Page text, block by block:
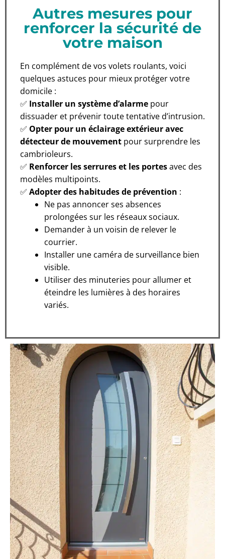
Autres mesures pour
renforcer la sécurité de
votre maison
En complément de vos volets roulants, voici
quelques astuces pour mieux protéger votre
domicile :
✅ Installer un système d’alarme pour
dissuader et prévenir toute tentative d’intrusion.
✅ Opter pour un éclairage extérieur avec
détecteur de mouvement pour surprendre les
cambrioleurs.
✅ Renforcer les serrures et les portesavec des
modèles multipoints.
✅ Adopter des habitudes de prévention :
Ne pas annoncer ses absences
prolongées sur les réseaux sociaux.
Demander à un voisin de relever le
courrier.
Installer une caméra de surveillance bien
visible.
Utiliser des minuteries pour allumer et
éteindre les lumières à des horaires
variés.